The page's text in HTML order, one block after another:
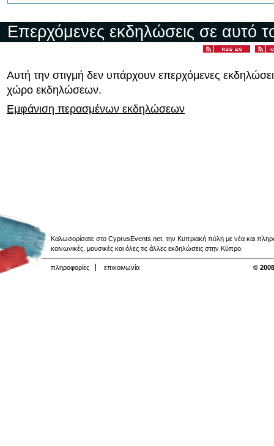
Επερχόμενες εκδηλώσεις σε αυτό
Αυτή την στιγμή δεν υπάρχουν επερχόμενες
χώρο εκδηλώσεων.
Εμφάνιση περασμένων εκδηλώσεων
Καλωσορίσατε στο CyprusEvents.net, την Κυπριακή πύλη με νέα και
κοινωνικές, μουσικές και όλες τις άλλες εκδηλώσεις στην Κύπρο.
πληροφορίες επικοινωνία ©